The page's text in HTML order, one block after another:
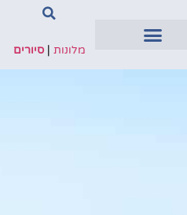
מלונות |סיורים